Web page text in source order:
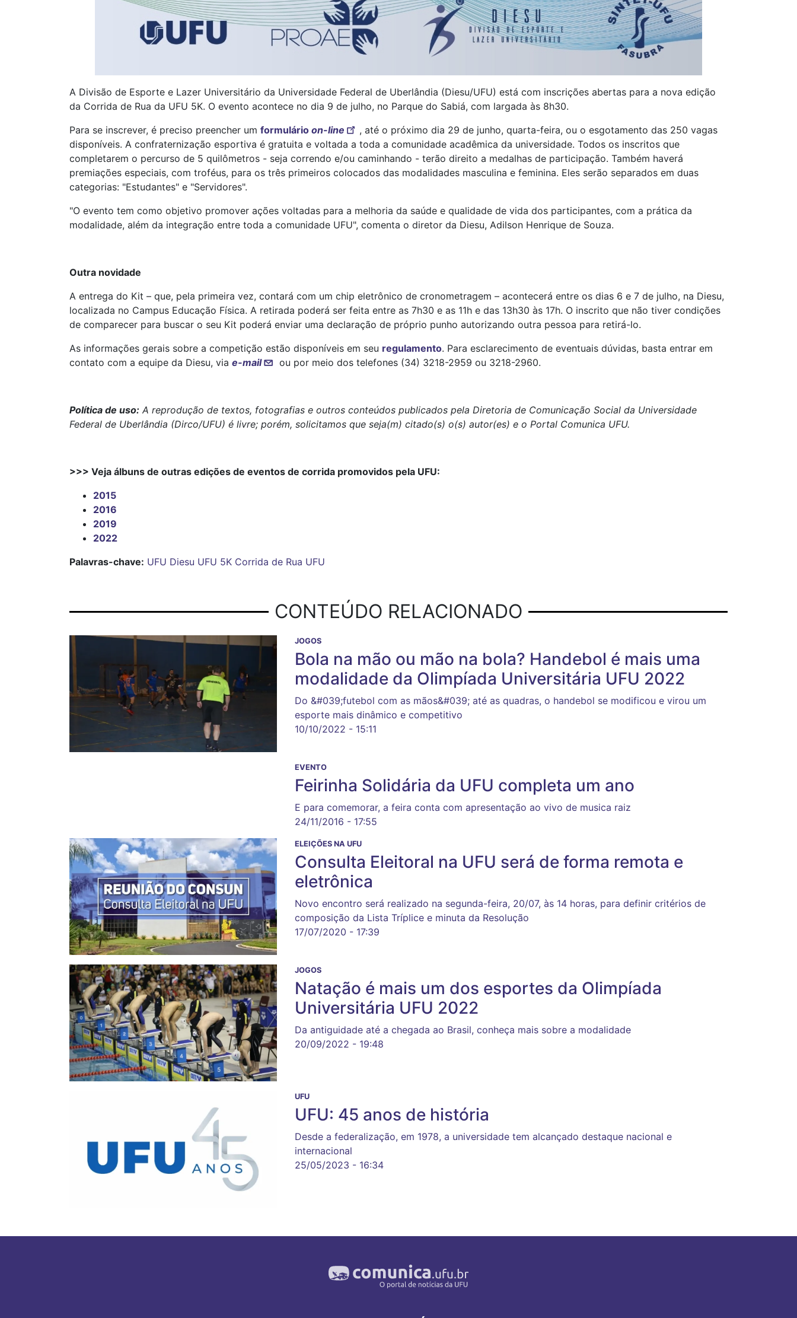
A Divisão de Esporte e Lazer Universitário da Universidade Federal de Uberlândia (Diesu/UFU) está com inscrições abertas para a nova edição
da Corrida de Rua da UFU 5K. O evento acontece no dia 9 de julho, no Parque do Sabiá, com largada às 8h30.
Para se inscrever, é preciso preencher um formulário on-line
, até o próximo dia 29 de junho, quarta-feira, ou o esgotamento das 250 vagas
disponíveis. A confraternização esportiva é gratuita e voltada a toda a comunidade acadêmica da universidade. Todos os inscritos que
completarem o percurso de 5 quilômetros - seja correndo e/ou caminhando - terão direito a medalhas de participação. Também haverá
premiações especiais, com troféus, para os três primeiros colocados das modalidades masculina e feminina. Eles serão separados em duas
categorias: "Estudantes" e "Servidores".
"O evento tem como objetivo promover ações voltadas para a melhoria da saúde e qualidade de vida dos participantes, com a prática da
modalidade, além da integração entre toda a comunidade UFU", comenta o diretor da Diesu, Adilson Henrique de Souza.
Outra novidade
A entrega do Kit – que, pela primeira vez, contará com um chip eletrônico de cronometragem – acontecerá entre os dias 6 e 7 de julho, na Diesu,
localizada no Campus Educação Física. A retirada poderá ser feita entre as 7h30 e as 11h e das 13h30 às 17h. O inscrito que não tiver condições
de comparecer para buscar o seu Kit poderá enviar uma declaração de próprio punho autorizando outra pessoa para retirá-lo.
As informações gerais sobre a competição estão disponíveis em seu regulamento. Para esclarecimento de eventuais dúvidas, basta entrar em
contato com a equipe da Diesu, via e-mail ou por meio dos telefones (34) 3218-2959 ou 3218-2960.
Política de uso: A reprodução de textos, fotografias e outros conteúdos publicados pela Diretoria de Comunicação Social da Universidade
Federal de Uberlândia (Dirco/UFU) é livre; porém, solicitamos que seja(m) citado(s) o(s) autor(es) e o Portal Comunica UFU.
>>> Veja álbuns de outras edições de eventos de corrida promovidos pela UFU:
2015
2016
2019
2022
Palavras-chave: UFU Diesu UFU 5K Corrida de Rua UFU
CONTEÚDO RELACIONADO
JOGOS
Bola na mão ou mão na bola? Handebol é mais uma
modalidade da Olimpíada Universitária UFU 2022
Do &#039;futebol com as mãos&#039; até as quadras, o handebol se modificou e virou um
esporte mais dinâmico e competitivo
10/10/2022 - 15:11
EVENTO
Feirinha Solidária da UFU completa um ano
E para comemorar, a feira conta com apresentação ao vivo de musica raiz
24/11/2016 - 17:55
ELEIÇÕES NA UFU
Consulta Eleitoral na UFU será de forma remota e
eletrônica
Novo encontro será realizado na segunda-feira, 20/07, às 14 horas, para definir critérios de
composição da Lista Tríplice e minuta da Resolução
17/07/2020 - 17:39
JOGOS
Natação é mais um dos esportes da Olimpíada
Universitária UFU 2022
Da antiguidade até a chegada ao Brasil, conheça mais sobre a modalidade
20/09/2022 - 19:48
UFU
UFU: 45 anos de história
Desde a federalização, em 1978, a universidade tem alcançado destaque nacional e
internacional
25/05/2023 - 16:34